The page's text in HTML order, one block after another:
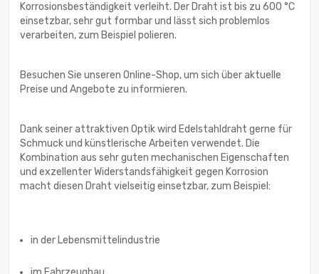
Korrosionsbeständigkeit verleiht. Der Draht ist bis zu 600 °C
einsetzbar, sehr gut formbar und lässt sich problemlos
verarbeiten, zum Beispiel polieren.
Besuchen Sie unseren Online-Shop, um sich über aktuelle
Preise und Angebote zu informieren.
Dank seiner attraktiven Optik wird Edelstahldraht gerne für
Schmuck und künstlerische Arbeiten verwendet. Die
Kombination aus sehr guten mechanischen Eigenschaften
und exzellenter Widerstandsfähigkeit gegen Korrosion
macht diesen Draht vielseitig einsetzbar, zum Beispiel:
in der Lebensmittelindustrie